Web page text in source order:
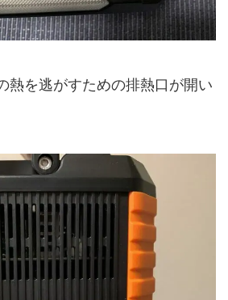
熱を逃がすための排熱口が開い